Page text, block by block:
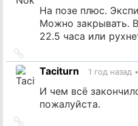
На позе плюс.
Можно закрывать.
22.5 часа или
на
источник
Taciturn 1 год назад •
И чем всё
пожалуйста.